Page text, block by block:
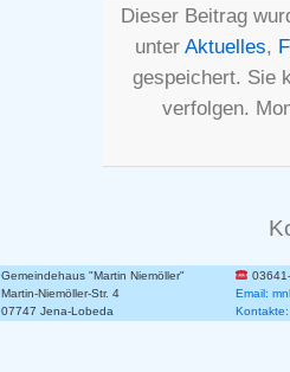
Dieser Beitrag
unter Aktuelles,
gespeichert. Sie
verfolgen.
Gemeindehaus "Martin Niemöller"
Martin-Niemöller-Str. 4
Email:
07747 Jena-Lobeda